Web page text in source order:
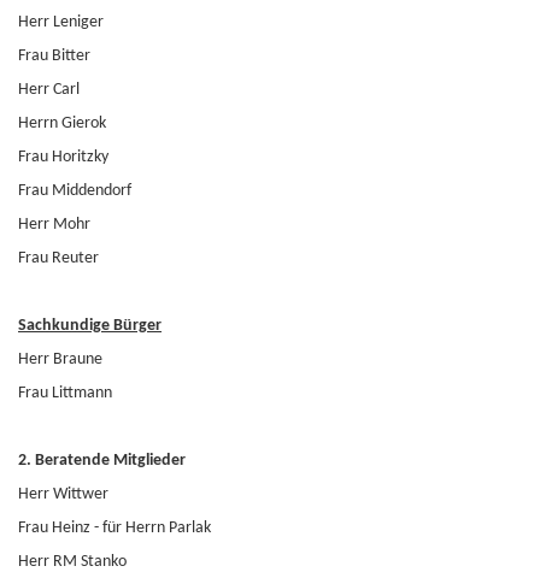
Herr Leniger
Frau Bitter
Herr Carl
Herrn Gierok
Frau Horitzky
Frau Middendorf
Herr Mohr
Frau Reuter
Sachkundige Bürger
Herr Braune
Frau Littmann
2. Beratende Mitglieder
Herr Wittwer
Frau Heinz - für Herrn Parlak
Herr RM Stanko